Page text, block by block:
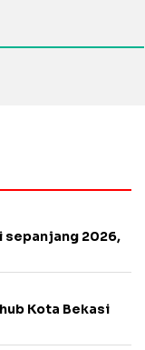
sepanjang 2026,
Kota Bekasi